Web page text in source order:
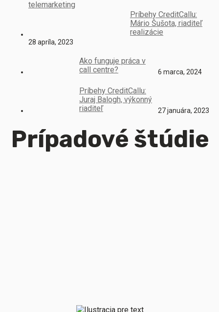
Príbehy CreditCallu:
Mário Šušota, riaditeľ
realizácie
28 apríla, 2023
Ako funguje práca v
call centre?
6 marca, 2024
Príbehy CreditCallu:
Juraj Balogh, výkonný
riaditeľ
27 januára, 2023
Prípadové štúdie